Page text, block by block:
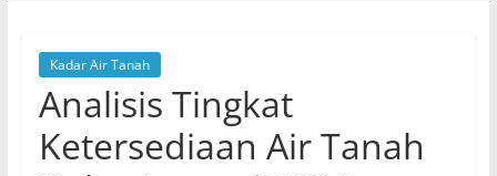
Koordinator
BMKG
Sumatera
Selatan
Kadar Air Tanah
Analisis Tingkat
Ketersediaan Air Tanah